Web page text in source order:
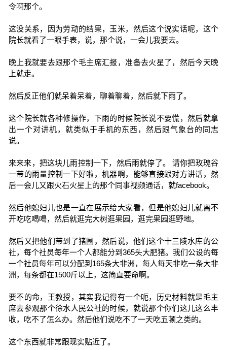
令啊那个。
这没关系，因为劳动的结果，玉米，然后这个说实话呢，这个
院长就看了一眼手表，说，那个说，一会儿我要去。
晚上我就要去跟那个毛主席汇报，准备去火星了，然后今天晚
上就走。
然后反正他们就呆着呆着，聊着聊着，然后就下雨了。
这个院长就各种修操作，下雨的时候院长说不要慌，然后就拿
出一个对讲机，就类似于手机的东西，然后跟气象台的同志
说。
来来来，把这块儿雨控制一下，然后雨就停了。 请你把玫瑰谷
一带的雨量控制一下好啦，机器啊，能够直接跟对方讲话，然
后一会儿又跟火石火星上的那个同事视频通话，就facebook。
然后他媳妇儿也是一直在展示给大家看，但是他媳妇儿就离不
开吃吃喝喝，然后就逛完大树逛果园，逛完果园逛野地。
然后又把他们带到了猪圈，然后说，他们这个十三陵水库的公
社，每个社员每年一个人都能分到365头大肥猪。我们公设的每
一个社员每年可以分配到165条大非洲，每人每天非吃一条大非
洲，每条都在1500斤以上，这简直要命啊。
要不的命，王教授，其实我记得有一个呃，历史材料就是毛主
席去参观那个徐水人民公社的时候，就说那个你们这儿这么丰
收，吃不了怎么办。然后他们说吃不了一天吃五顿之类的。
这个东西就非常跟现实贴近了。